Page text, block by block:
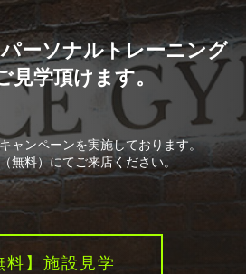
ーソナルトレーニング
見学頂けます。
ャンペーンを実施しております。
無料）にてご来店ください。
料】施設見学